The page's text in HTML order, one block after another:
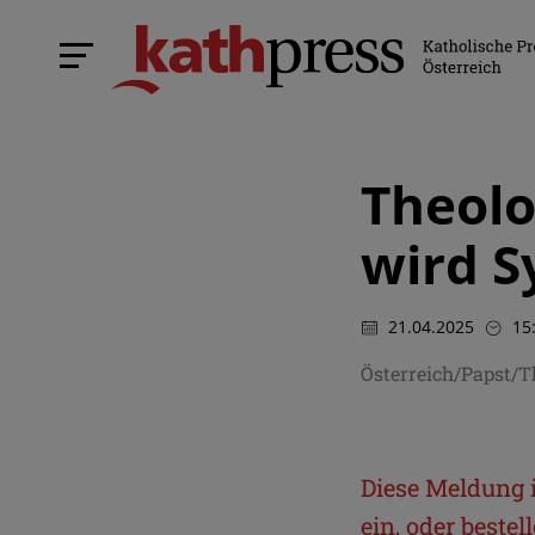
wird
21.04.2025
Österreich/Papst/
Diese
ein, oder